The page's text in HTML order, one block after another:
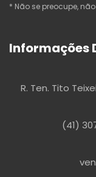
* Não se preocupe,
Informações
R. Ten. Tito
(41)